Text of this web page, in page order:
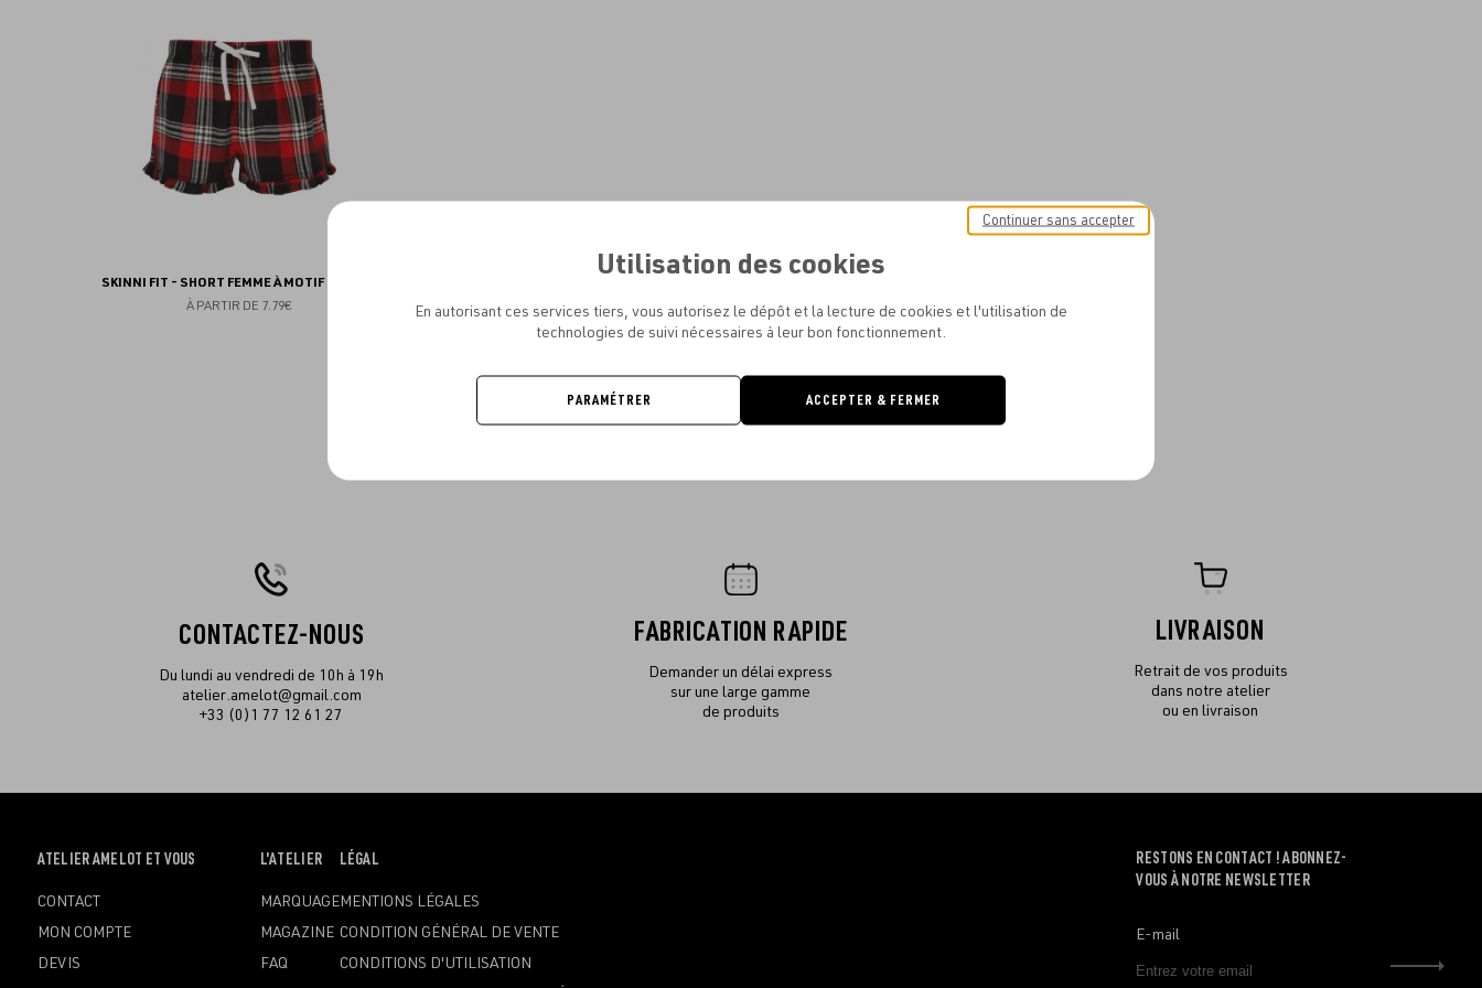
SKINNI FIT - SHORT FEMME À MOTIF TARTAN
À PARTIR DE 7.79€
CONTACTEZ-NOUS
Du lundi au vendredi de 10h à 19h
atelier.amelot@gmail.com
+33 (0)1 77 12 61 27
FABRICATION RAPIDE
Demander un délai express
sur une large gamme
de produits
LIVRAISON
Retrait de vos produits
dans notre atelier
ou en livraison
OUVRIR
MENU
ATELIER AMELOT ET VOUS
CONTACT
MON COMPTE
DEVIS
OUVRIR
MENU
L'ATELIER
MARQUAGE
MAGAZINE
FAQ
OUVRIR
MENU
LÉGAL
MENTIONS LÉGALES
CONDITION GÉNÉRAL DE VENTE
CONDITIONS D'UTILISATION
RESTONS EN CONTACT ! ABONNEZ-
VOUS À NOTRE NEWSLETTER
E-mail
Utilisation des cookies
En autorisant ces services tiers, vous autorisez le dépôt et la lecture de cookies et l'utilisation de
technologies de suivi nécessaires à leur bon fonctionnement.
Continuer sans accepter
PARAMÉTRER ACCEPTER & FERMER